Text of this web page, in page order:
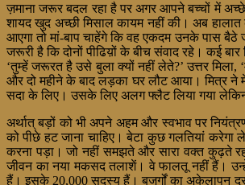
ज़माना जरूर बदल रहा है पर अगर आपने बच्चों में अच्छे
शायद खुद अच्छी मिसाल कायम नहीं की। अब
आएगा तो मां-बाप चाहेंगे कि वह एकदम उनके पास
जरूरी है कि दोनों पीढिय़ों के बीच संवाद रहे। कई
‘तुम्हें जरूरत है उसे बुला क्यों नहीं लेते?’ उत्तर
और दो महीने के बाद लड़का घर लौट आया। मित्र ने
सदा के लिए। उसके लिए अलग फ्लैट लिया गया
अर्थात् बड़ों को भी अपने अहम और स्वभाव पर
को पीछे हट जाना चाहिए। बेटा कुछ गलतियां करेगा
करना पड़ा। जो नहीं समझते और सारा वक्त कुढ़ते
जीवन का नया मकसद तलाशें। वे फालतू नहीं हैं।
हैं। इसके 20,000 सदस्य हैं। बुजुर्गों का अकेलापन दूर